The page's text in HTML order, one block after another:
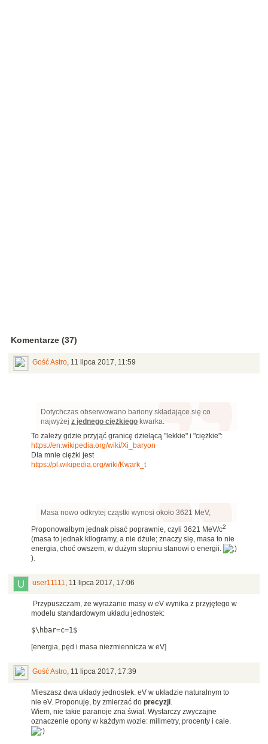
Komentarze (37)
Gość Astro, 11 lipca 2017, 11:59
Dotychczas obserwowano bariony składające się co
najwyżej z jednego ciężkiego kwarka.
To zależy gdzie przyjąć granicę dzielącą "lekkie" i "ciężkie":
https://en.wikipedia.org/wiki/Xi_baryon
Dla mnie ciężki jest
https://pl.wikipedia.org/wiki/Kwark_t
Masa nowo odkrytej cząstki wynosi około 3621 MeV,
Proponowałbym jednak pisać poprawnie, czyli 3621 MeV/c2
(masa to jednak kilogramy, a nie dżule; znaczy się, masa to nie
energia, choć owszem, w dużym stopniu stanowi o energii.
).
user11111, 11 lipca 2017, 17:06
Przypuszczam, że wyrażanie masy w eV wynika z przyjętego w
modelu standardowym układu jednostek:
[energia, pęd i masa niezmiennicza w eV]
Gość Astro, 11 lipca 2017, 17:39
Mieszasz dwa układy jednostek. eV w układzie naturalnym to
nie eV. Proponuję, by zmierzać do precyzji.
Wiem, nie takie paranoje zna świat. Wystarczy zwyczajne
oznaczenie opony w każdym wozie: milimetry, procenty i cale.